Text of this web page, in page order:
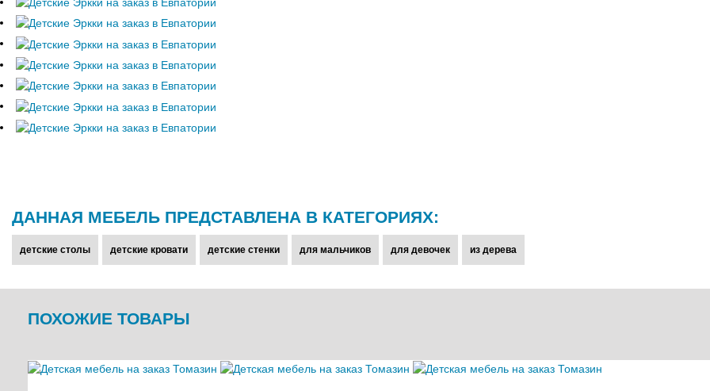
ДАННАЯ МЕБЕЛЬ ПРЕДСТАВЛЕНА В КАТЕГОРИЯХ:
детские столы детские кровати детские стенки для мальчиков для девочек из дерева
ПОХОЖИЕ ТОВАРЫ